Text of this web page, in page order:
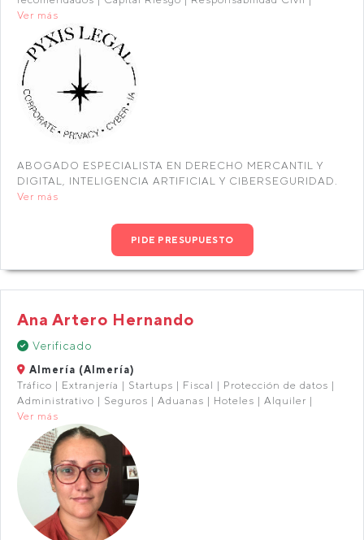
Ver más
ABOGADO ESPECIALISTA EN DERECHO MERCANTIL Y
DIGITAL, INTELIGENCIA ARTIFICIAL Y CIBERSEGURIDAD.
Ver más
PIDE PRESUPUESTO
Ana Artero Hernando
Verificado
Almería (Almería)
Tráfico | Extranjería | Startups | Fiscal | Protección de datos |
Administrativo | Seguros | Aduanas | Hoteles | Alquiler |
Ver más